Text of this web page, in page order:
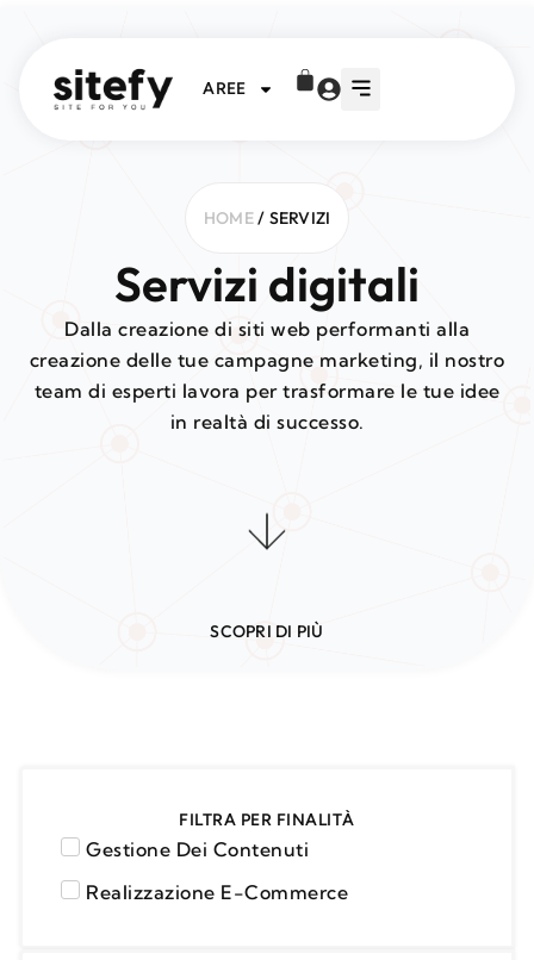
AREE
HOME/ SERVIZI
Servizi digitali
Dalla creazione di siti web performanti alla
creazione delle tue campagne marketing, il nostro
team di esperti lavora per trasformare le tue idee
in realtà di successo.
SCOPRI DI PIÙ
FILTRA PER FINALITÀ
Gestione Dei Contenuti
Realizzazione E-Commerce